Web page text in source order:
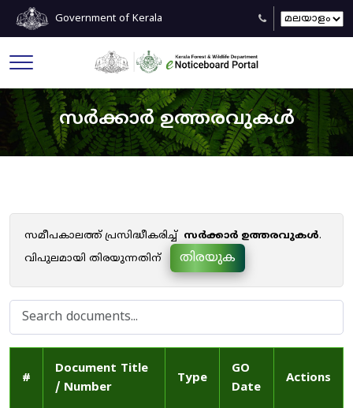
Government of Kerala
സർക്കാർ ഉത്തരവുകൾ
സമീപകാലത്ത് പ്രസിദ്ധീകരിച്ച് സർക്കാർ ഉത്തരവുകൾ.
വിപുലമായി തിരയുന്നതിന്
തിരയുക
#
Document Title
/ Number
Type
GO
Date
Actions